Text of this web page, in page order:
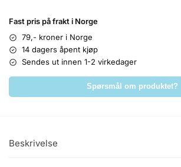
Fast pris på frakt i Norge
79,- kroner i Norge
14 dagers åpent kjøp
Sendes ut innen 1-2 virkedager
Spørsmål om produktet?
Beskrivelse